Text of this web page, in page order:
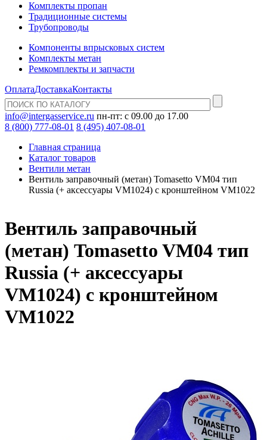
Комплекты пропан
Традиционные системы
Трубопроводы
Компоненты впрысковых систем
Комплекты метан
Ремкомплекты и запчасти
ОплатаДоставкаКонтакты
info@intergasservice.ru пн-пт: с 09.00 до 17.00
8 (800) 777-08-01 8 (495) 407-08-01
Главная страница
Каталог товаров
Вентили метан
Вентиль заправочный (метан) Tomasetto VM04 тип
Russia (+ аксессуары VM1024) с кронштейном VM1022
Вентиль заправочный
(метан) Tomasetto VM04 тип
Russia (+ аксессуары
VM1024) с кронштейном
VM1022